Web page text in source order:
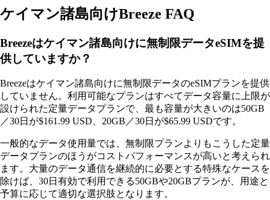
ケイマン諸島向けBreeze FAQ
Breezeはケイマン諸島向けに無制限データeSIMを提
供していますか？
Breezeはケイマン諸島向けに無制限データのeSIMプランを提供
していません。利用可能なプランはすべてデータ容量に上限が
設けられた定量データプランで、最も容量が大きいのは50GB
／30日が$161.99 USD、20GB／30日が$65.99 USDです。
一般的なデータ使用量では、無制限プランよりもこうした定量
データプランのほうがコストパフォーマンスが高いと考えられ
ます。大量のデータ通信を継続的に必要とする特殊なケースを
除けば、30日有効で利用できる50GBや20GBプランが、用途と
予算に応じて適切な選択肢となります。